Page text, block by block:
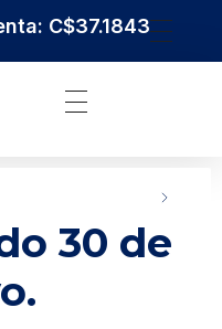
C$37.1843
30 de